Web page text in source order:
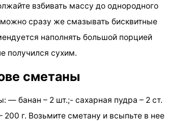
взбивать массу до однородного
сразу же смазывать бисквитные
наполнять большой порцией
получился сухим.
сметаны
— банан – 2 шт.;- сахарная пудра – 2 ст.
г. Возьмите сметану и всыпьте в нее